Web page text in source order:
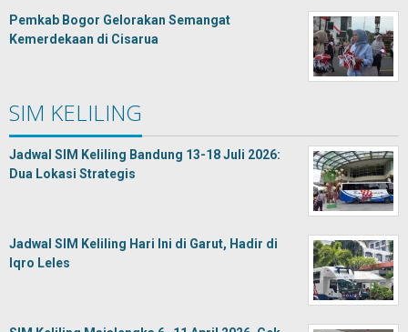
Pemkab Bogor Gelorakan Semangat
Kemerdekaan di Cisarua
SIM KELILING
Jadwal SIM Keliling Bandung 13-18 Juli 2026:
Dua Lokasi Strategis
Jadwal SIM Keliling Hari Ini di Garut, Hadir di
Iqro Leles